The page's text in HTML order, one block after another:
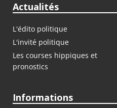
Actualités
L'édito politique
L'invité politique
Les courses hippiques et
pronostics
Informations